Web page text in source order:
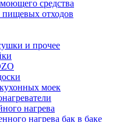
средства
пищевых отходов
и прочее
моек
нагрева
нагрева бак в баке